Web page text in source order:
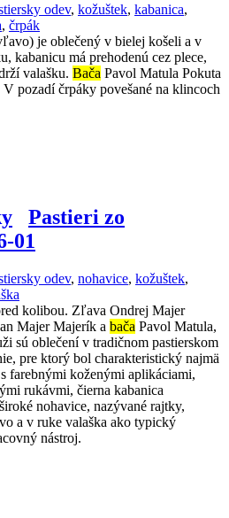
odev, kožuštek, kabanica,
, črpák
je oblečený v bielej košeli a v
kabanicu má prehodenú cez plece,
valašku. Bača Pavol Matula Pokuta
pozadí črpáky povešané na klincoch
Pastieri zo
01
odev, nohavice, kožuštek,
kolibou. Zľava Ondrej Majer
Majer Majerík a bača Pavol Matula,
sú oblečení v tradičnom pastierskom
pre ktorý bol charakteristický najmä
farebnými koženými aplikáciami,
rukávmi, čierna kabanica
nohavice, nazývané rajtky,
a v ruke valaška ako typický
nástroj.